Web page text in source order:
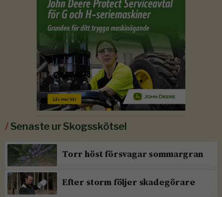
/Senaste ur Skogsskötsel
Torr höst försvagar sommargran
Efter storm följer skadegörare